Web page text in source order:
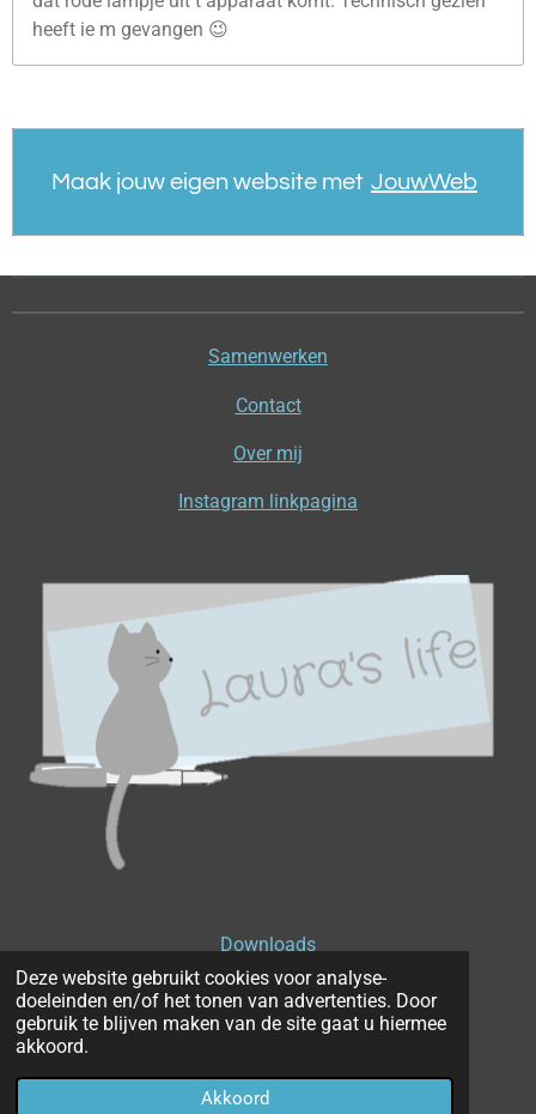
Deze website gebruikt cookies voor analyse-
doeleinden en/of het tonen van advertenties. Door
gebruik te blijven maken van de site gaat u hiermee
akkoord.
Akkoord
heeft ie m gevangen 😉
Maak jouw eigen website met JouwWeb
Samenwerken
Contact
Over mij
Instagram linkpagina
Downloads
Privacyverklaring